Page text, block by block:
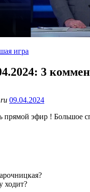
игра
: 3
09.04.2024
прямой эфир ! Большое
ходит?